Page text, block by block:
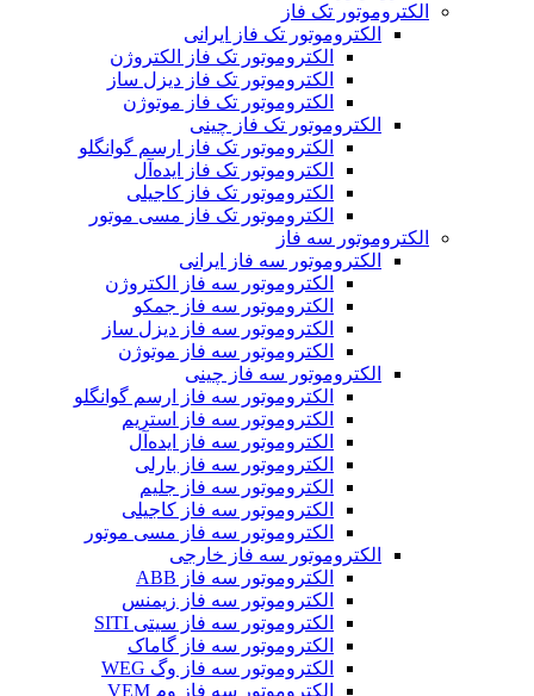
الکتروموتور تک فاز
الکتروموتور تک فاز ایرانی
الکتروموتور تک فاز الکتروژن
الکتروموتور تک فاز دیزل ساز
الکتروموتور تک فاز موتوژن
الکتروموتور تک فاز چینی
الکتروموتور تک فاز ارسم گوانگلو
الکتروموتور تک فاز ایده‌آل
الکتروموتور تک فاز کاجیلی
الکتروموتور تک فاز مسی موتور
الکتروموتور سه فاز
الکتروموتور سه فاز ایرانی
الکتروموتور سه فاز الکتروژن
الکتروموتور سه فاز جمکو
الکتروموتور سه فاز دیزل ساز
الکتروموتور سه فاز موتوژن
الکتروموتور سه فاز چینی
الکتروموتور سه فاز ارسم گوانگلو
الکتروموتور سه فاز استریم
الکتروموتور سه فاز ایده‌آل
الکتروموتور سه فاز بارلی
الکتروموتور سه فاز جلیم
الکتروموتور سه فاز کاجیلی
الکتروموتور سه فاز مسی موتور
الکتروموتور سه فاز خارجی
الکتروموتور سه فاز ABB
الکتروموتور سه فاز زیمنس
الکتروموتور سه فاز سیتی SITI
الکتروموتور سه فاز گاماک
الکتروموتور سه فاز وگ WEG
الکتروموتور سه فاز وم VEM